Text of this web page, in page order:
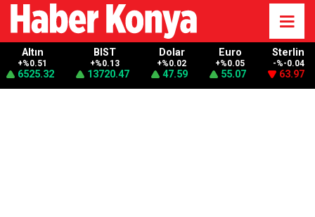
Altın
+%0.51
6525.32
BIST
+%0.13
13720.47
Dolar
+%0.02
47.59
Euro
+%0.05
55.07
Sterlin
-%-0.04
63.97